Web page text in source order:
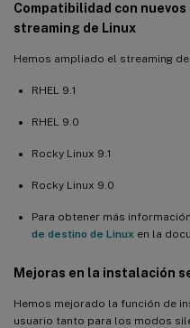
Compatibilidad con
streaming de Linux
Hemos ampliado el streaming
RHEL 9.1
RHEL 9.0
Rocky Linux 9.1
Rocky Linux 9.0
Para obtener más
de destino de Linux en la
Mejoras en la instalación
Hemos mejorado la función de
usuario tanto para los modos